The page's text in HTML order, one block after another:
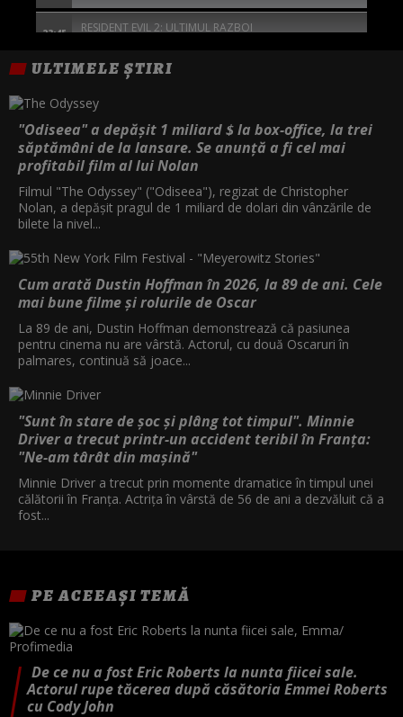
23:45 RESIDENT EVIL 2: ULTIMUL RAZBOI
JEANNE DU BARRY
02:55
05:10 INTOARCEREA
ULTIMELE ȘTIRI
"Odiseea" a depășit 1 miliard $ la box-office, la trei
săptămâni de la lansare. Se anunță a fi cel mai
profitabil film al lui Nolan
Filmul "The Odyssey" ("Odiseea"), regizat de Christopher
Nolan, a depăşit pragul de 1 miliard de dolari din vânzările de
bilete la nivel...
Cum arată Dustin Hoffman în 2026, la 89 de ani. Cele
mai bune filme și rolurile de Oscar
La 89 de ani, Dustin Hoffman demonstrează că pasiunea
pentru cinema nu are vârstă. Actorul, cu două Oscaruri în
palmares, continuă să joace...
"Sunt în stare de șoc și plâng tot timpul". Minnie
Driver a trecut printr-un accident teribil în Franța:
"Ne-am târât din mașină"
Minnie Driver a trecut prin momente dramatice în timpul unei
călătorii în Franța. Actrița în vârstă de 56 de ani a dezvăluit că a
fost...
PE ACEEAȘI TEMĂ
De ce nu a fost Eric Roberts la nunta fiicei sale.
Actorul rupe tăcerea după căsătoria Emmei Roberts
cu Cody John